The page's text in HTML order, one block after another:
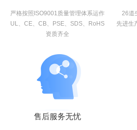
严格按照ISO9001质量管理体系运作
UL、CE、CB、PSE、SDS、RoHS
资质齐全
26道
先进生
售后服务无忧